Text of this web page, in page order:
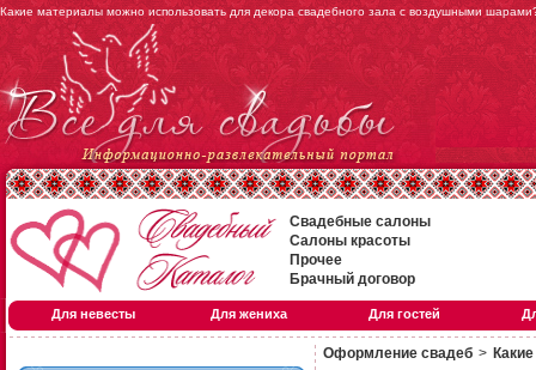
Какие материалы можно использовать для декора свадебного зала с воздушными
Свадебные салоны
Салоны красоты
Прочее
Брачный договор
Для невесты Для жениха Для гостей
Оформление свадеб >